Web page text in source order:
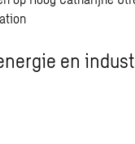
en